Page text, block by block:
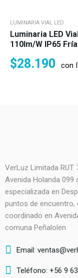
LUMINARIA VIAL LED
Luminaria LED
110lm/w IP65
$28.190 con
VerLuz Limitada RUT
Avenida Holanda 099
especializada en
puntos de encuentro,
coordinado en
comuna Peñalolen
Email:
Teléfono: +56 9